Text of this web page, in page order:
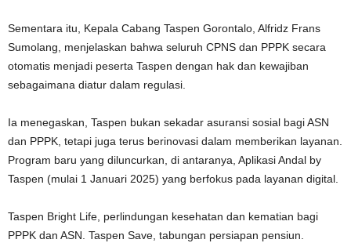
Sementara itu, Kepala Cabang Taspen Gorontalo, Alfridz Frans
Sumolang, menjelaskan bahwa seluruh CPNS dan PPPK secara
otomatis menjadi peserta Taspen dengan hak dan kewajiban
sebagaimana diatur dalam regulasi.
Ia menegaskan, Taspen bukan sekadar asuransi sosial bagi ASN
dan PPPK, tetapi juga terus berinovasi dalam memberikan layanan.
Program baru yang diluncurkan, di antaranya, Aplikasi Andal by
Taspen (mulai 1 Januari 2025) yang berfokus pada layanan digital.
Taspen Bright Life, perlindungan kesehatan dan kematian bagi
PPPK dan ASN. Taspen Save, tabungan persiapan pensiun.